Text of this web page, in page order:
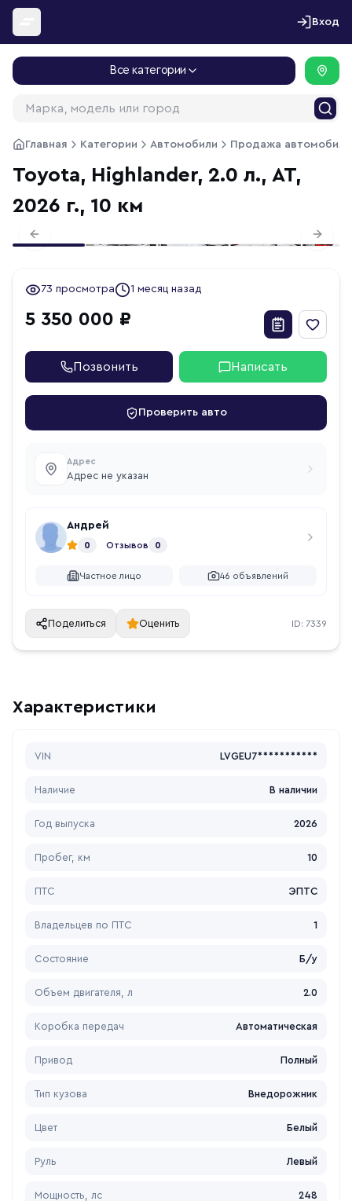
Перейти к содержимому
Вход
Все категории
Главная Категории Автомобили Продажа
Toyota, Highlander, 2.0 л., АТ,
2026 г., 10 км
Previous slide Next
73 просмотра 1 месяц назад
5 350 000 ₽
Позвонить Написать
Проверить авто
Адрес
Адрес не указан
Андрей
0 Отзывов 0
Частное лицо 46 объявлений
Поделиться Оценить ID: 7339
Характеристики
VIN LVGEU7***********
Наличие В наличии
Год выпуска 2026
Пробег, км 10
ПТС ЭПТС
Владельцев по ПТС 1
Состояние Б/у
Объем двигателя, л 2.0
Коробка передач Автоматическая
Привод Полный
Тип кузова Внедорожник
Цвет Белый
Руль Левый
Мощность, лс 248